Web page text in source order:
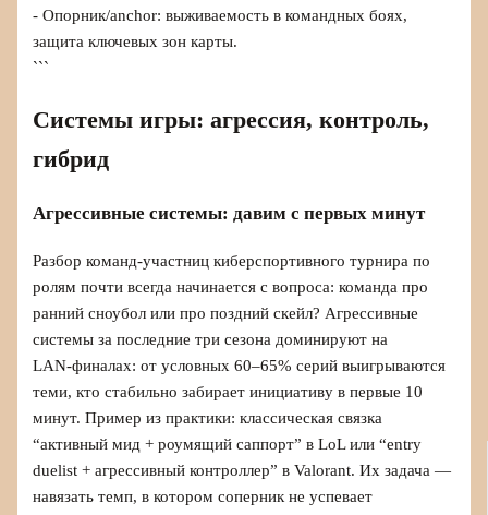
- Опорник/anchor: выживаемость в командных боях,
защита ключевых зон карты.
```
Системы игры: агрессия, контроль,
гибрид
Агрессивные системы: давим с первых минут
Разбор команд-участниц киберспортивного турнира по
ролям почти всегда начинается с вопроса: команда про
ранний сноубол или про поздний скейл? Агрессивные
системы за последние три сезона доминируют на
LAN‑финалах: от условных 60–65% серий выигрываются
теми, кто стабильно забирает инициативу в первые 10
минут. Пример из практики: классическая связка
“активный мид + роумящий саппорт” в LoL или “entry
duelist + агрессивный контроллер” в Valorant. Их задача —
навязать темп, в котором соперник не успевает